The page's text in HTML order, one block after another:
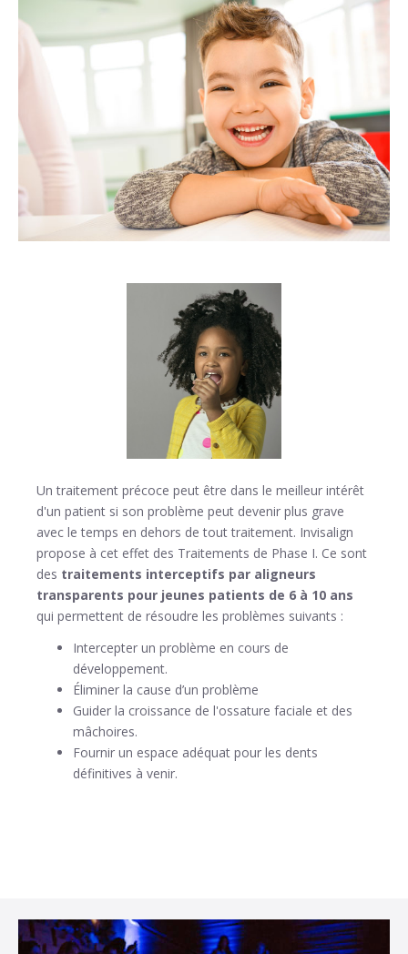
Un traitement précoce peut être dans le meilleur intérêt
d'un patient si son problème peut devenir plus grave
avec le temps en dehors de tout traitement. Invisalign
propose à cet effet des Traitements de Phase I. Ce sont
des traitements interceptifs par aligneurs
transparents pour jeunes patients de 6 à 10 ans
qui permettent de résoudre les problèmes suivants :
Intercepter un problème en cours de
développement.
Éliminer la cause d’un problème
Guider la croissance de l'ossature faciale et des
mâchoires.
Fournir un espace adéquat pour les dents
définitives à venir.